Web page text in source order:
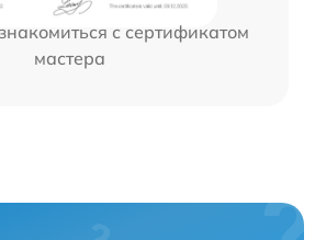
с сертификатом
мастера